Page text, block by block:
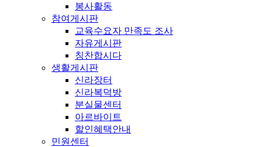
봉사활동
참여게시판
교육수요자 만족도 조사
자유게시판
칭찬합시다
생활게시판
신라장터
신라복덕방
분실물센터
아르바이트
할인혜택안내
민원센터